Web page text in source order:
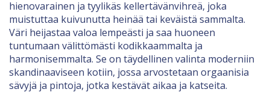
hienovarainen ja tyylikäs kellertävänvihreä, joka
muistuttaa kuivunutta heinää tai keväistä sammalta.
Väri heijastaa valoa lempeästi ja saa huoneen
tuntumaan välittömästi kodikkaammalta ja
harmonisemmalta. Se on täydellinen valinta moderniin
skandinaaviseen kotiin, jossa arvostetaan orgaanisia
sävyjä ja pintoja, jotka kestävät aikaa ja katseita.